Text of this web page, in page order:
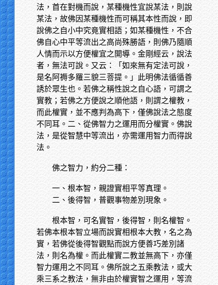
法，首在對機而說，某種機性宜說某法，則說
某法，故佛因某種機性而可稱其本性而說，即
說佛之自小中究竟實相語；如某種機性，不合
佛自心中平等流出之高尚殊勝語，則佛乃隨順
人情而示以方便權宜之開導。金剛經云，說法
者，無法可說。又云：「如來無有定法可說，
是名阿褥多羅三貌三菩提。」此明佛法循循善
誘於眾生也。若佛之稱性說之自心語，可謂之
實教；若佛之方便說之順他語，則謂之權教，
而此權實，並不應判為高下，僅佛說法之態度
不同耳。二、從佛智力之運用而分權實。佛說
法，是從智慧中等流出，亦需運用智力而得說
法。
佛之智力，約分二種：
一、根本智，親證實相平等真理。
二、後得智，普觀事物差別現象。
根本智，可名實智，後得智，則名權智。
若佛本根本智立場而說實相根本大教，名之為
實，若佛從後得智觀點而說方便善巧差別諸
法，則名為權。而此權實二教並無高下，亦僅
智力運用之不同耳。佛所說之五乘教法，或大
乘三系之教法，無非由於權實智之運用，等流